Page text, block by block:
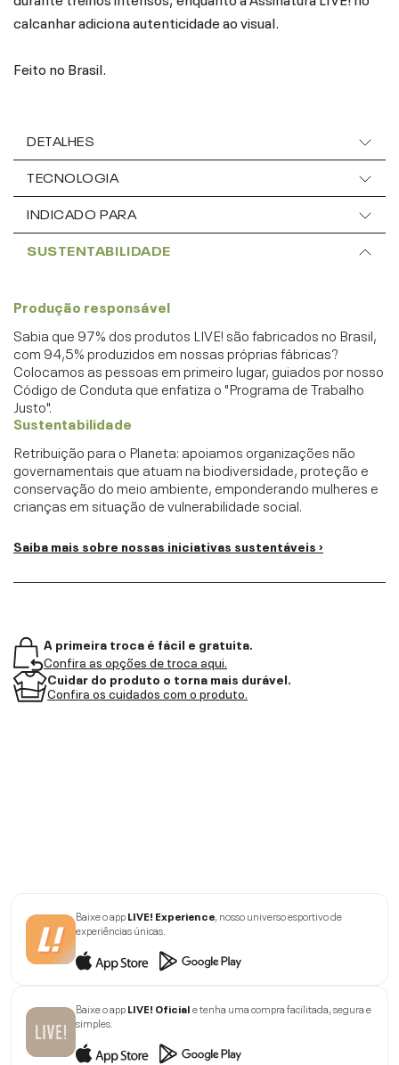
calcanhar adiciona autenticidade ao visual.
Feito no Brasil.
DETALHES
TECNOLOGIA
INDICADO PARA
SUSTENTABILIDADE
Produção responsável
Sabia que 97% dos produtos LIVE! são fabricados no Brasil,
com 94,5% produzidos em nossas próprias fábricas?
Colocamos as pessoas em primeiro lugar, guiados por nosso
Código de Conduta que enfatiza o "Programa de Trabalho
Justo".
Sustentabilidade
Retribuição para o Planeta: apoiamos organizações não
governamentais que atuam na biodiversidade, proteção e
conservação do meio ambiente, emponderando mulheres e
crianças em situação de vulnerabilidade social.
Saiba mais sobre nossas iniciativas sustentáveis ›
A primeira troca é fácil e gratuita.
Confira as opções de troca aqui.
Cuidar do produto o torna mais durável.
Confira os cuidados com o produto.
Baixe o appLIVE! Experience , nosso universo esportivo de
experiências únicas.
Baixe o appLIVE! Oficiale tenha uma compra facilitada, segura e
simples.